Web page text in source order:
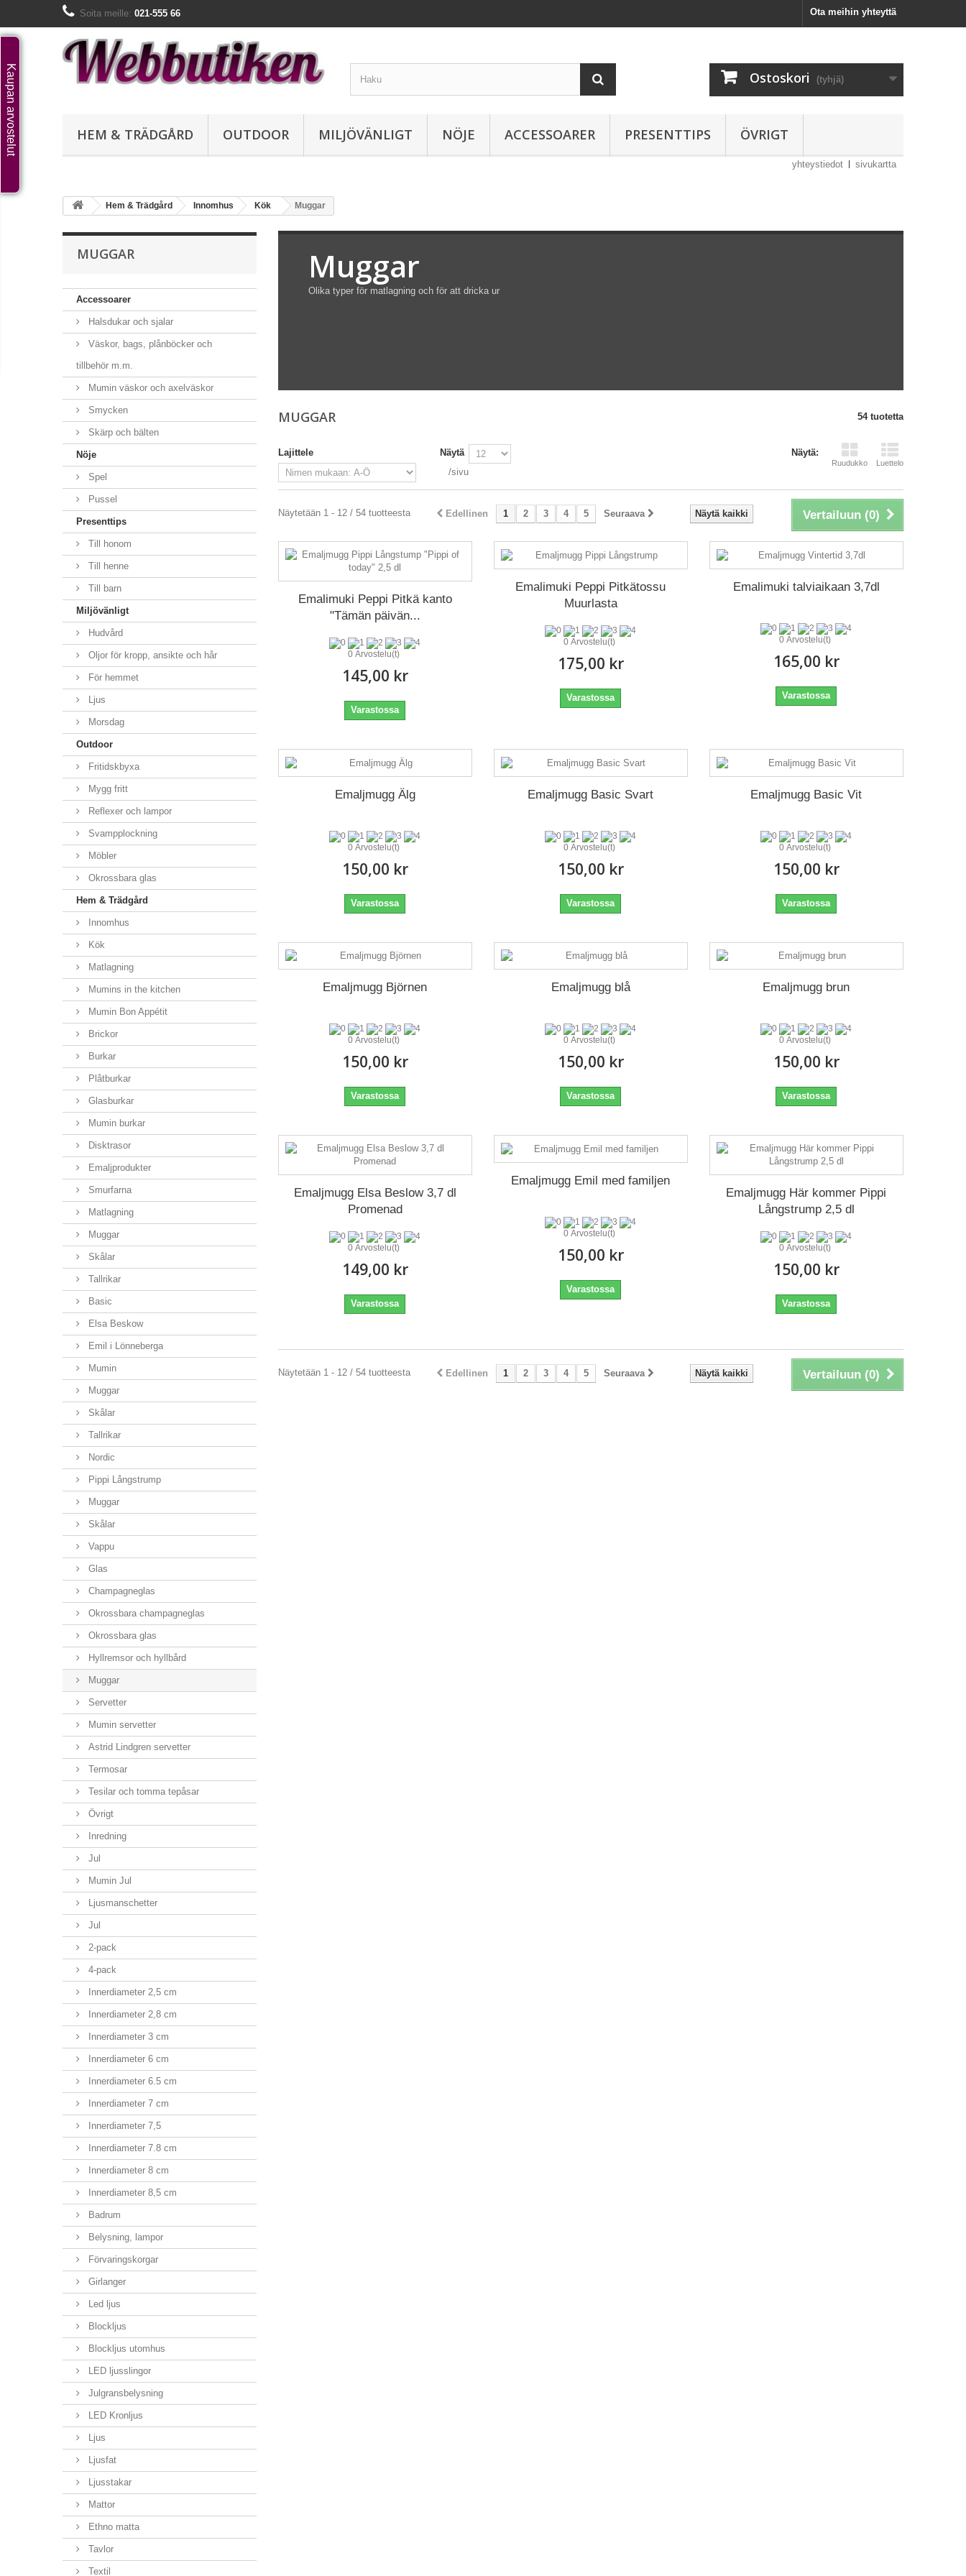
Ota meihin yhteyttä
Soita meille: 021-555 66
Ostoskori (tyhjä)
HEM & TRÄDGÅRD OUTDOOR MILJÖVÄNLIGT NÖJE ACCESSOARER PRESENTTIPS ÖVRIGT
yhteystiedot sivukartta
Hem & Trädgård Innomhus Kök Muggar
MUGGAR
Accessoarer
Halsdukar och sjalar
Väskor, bags, plånböcker och
tillbehör m.m.
Mumin väskor och axelväskor
Smycken
Skärp och bälten
Nöje
Spel
Pussel
Presenttips
Till honom
Till henne
Till barn
Miljövänligt
Hudvård
Oljor för kropp, ansikte och hår
För hemmet
Ljus
Morsdag
Outdoor
Fritidskbyxa
Mygg fritt
Reflexer och lampor
Svampplockning
Möbler
Okrossbara glas
Hem & Trädgård
Innomhus
Kök
Matlagning
Mumins in the kitchen
Mumin Bon Appétit
Brickor
Burkar
Plåtburkar
Glasburkar
Mumin burkar
Disktrasor
Emaljprodukter
Smurfarna
Matlagning
Muggar
Skålar
Tallrikar
Basic
Elsa Beskow
Emil i Lönneberga
Mumin
Muggar
Skålar
Tallrikar
Nordic
Pippi Långstrump
Muggar
Skålar
Vappu
Glas
Champagneglas
Okrossbara champagneglas
Okrossbara glas
Hyllremsor och hyllbård
Muggar
Servetter
Mumin servetter
Astrid Lindgren servetter
Termosar
Tesilar och tomma tepåsar
Övrigt
Inredning
Jul
Mumin Jul
Ljusmanschetter
Jul
2-pack
4-pack
Innerdiameter 2,5 cm
Innerdiameter 2,8 cm
Innerdiameter 3 cm
Innerdiameter 6 cm
Innerdiameter 6.5 cm
Innerdiameter 7 cm
Innerdiameter 7,5
Innerdiameter 7.8 cm
Innerdiameter 8 cm
Innerdiameter 8,5 cm
Badrum
Belysning, lampor
Förvaringskorgar
Girlanger
Led ljus
Blockljus
Blockljus utomhus
LED ljusslingor
Julgransbelysning
LED Kronljus
Ljus
Ljusfat
Ljusstakar
Mattor
Ethno matta
Tavlor
Textil
Muggar
Olika typer för matlagning och för att dricka ur
MUGGAR 54 tuotetta
Näytä:
Ruudukko Luettelo
Lajittele
Näytä
/sivu
Vertailuun (0)
Näytä kaikki
Edellinen 1 2 3 4 5 Seuraava
Näytetään 1 - 12 / 54 tuotteesta
Emalimuki Peppi Pitkä kanto
"Tämän päivän...
0 Arvostelu(t)
145,00 kr
Varastossa
Emalimuki Peppi Pitkätossu
Muurlasta
0 Arvostelu(t)
175,00 kr
Varastossa
Emalimuki talviaikaan 3,7dl
0 Arvostelu(t)
165,00 kr
Varastossa
Emaljmugg Älg
0 Arvostelu(t)
150,00 kr
Varastossa
Emaljmugg Basic Svart
0 Arvostelu(t)
150,00 kr
Varastossa
Emaljmugg Basic Vit
0 Arvostelu(t)
150,00 kr
Varastossa
Emaljmugg Björnen
0 Arvostelu(t)
150,00 kr
Varastossa
Emaljmugg blå
0 Arvostelu(t)
150,00 kr
Varastossa
Emaljmugg brun
0 Arvostelu(t)
150,00 kr
Varastossa
Emaljmugg Elsa Beslow 3,7 dl
Promenad
0 Arvostelu(t)
149,00 kr
Varastossa
Emaljmugg Emil med familjen
0 Arvostelu(t)
150,00 kr
Varastossa
Emaljmugg Här kommer Pippi
Långstrump 2,5 dl
0 Arvostelu(t)
150,00 kr
Varastossa
Vertailuun (0)
Näytä kaikki
Edellinen 1 2 3 4 5 Seuraava
Näytetään 1 - 12 / 54 tuotteesta
Kaupan arvostelut